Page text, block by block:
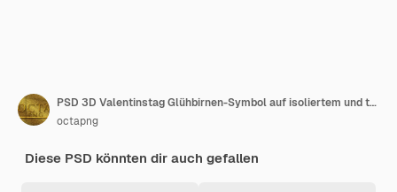
PSD 3D Valentinstag Glühbirnen-Symbol auf isoliertem und transparenten Hintergrund
octapng
Diese PSD könnten dir auch gefallen